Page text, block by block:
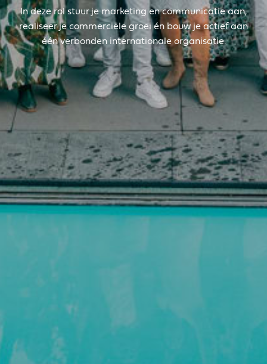
In deze rol stuur je marketing en communicatie aan,
realiseer je commerciële groei én bouw je actief aan
één verbonden internationale organisatie.